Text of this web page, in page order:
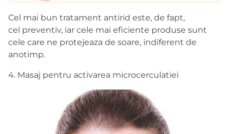
Cel mai bun tratament antirid este, de fapt,
cel preventiv, iar cele mai eficiente produse sunt
cele care ne protejeaza de soare, indiferent de
anotimp.
4. Masaj pentru activarea microcerculatiei